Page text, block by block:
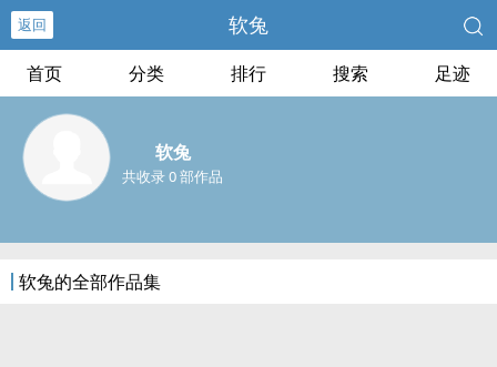
返回 软兔
首页 分类 排行 搜索 足迹
软兔
共收录 0 部作品
软兔的全部作品集